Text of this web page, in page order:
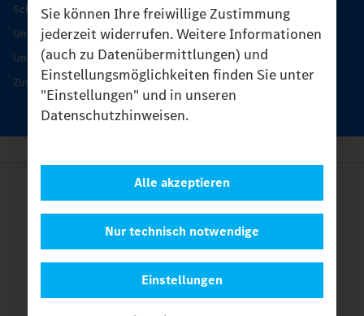
Sie können Ihre freiwillige Zustimmung
jederzeit widerrufen. Weitere Informationen
(auch zu Datenübermittlungen) und
Einstellungsmöglichkeiten finden Sie unter
"Einstellungen" und in unseren
Datenschutzhinweisen.
Einstellungen
Nur technisch notwendige
Alle akzeptieren
Schutz und Werterhalt
Unimog Serviceangebot
Unimog Servicetage
Zusatzleistungen
Anbieter
Kontakt
Datenschutz
Einstellungen
© 2026 Daimler Truck AG. Alle Rechte vorbehalten.